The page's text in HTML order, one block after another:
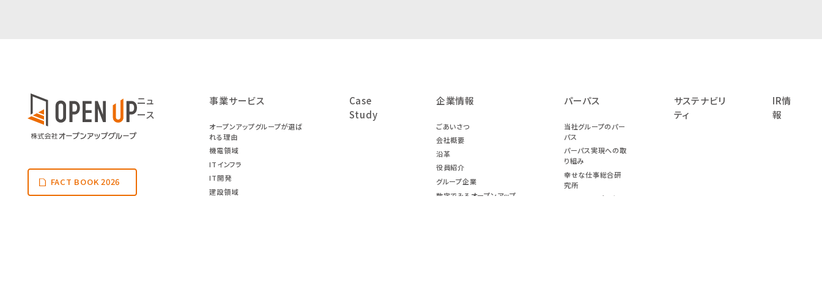
FACT BOOK 2026
ニュ
ース
事業サービス
オープンアップグループが選ば
れる理由
機電領域
ITインフラ
IT開発
建設領域
Case
Study
企業情報
ごあいさつ
会社概要
沿革
役員紹介
グループ企業
数字でみるオープンアップ
パーパス
当社グループのパー
パス
パーパス実現への取
り組み
幸せな仕事総合研
究所
パーパスサポーター
サステナビリ
ティ
IR情
報